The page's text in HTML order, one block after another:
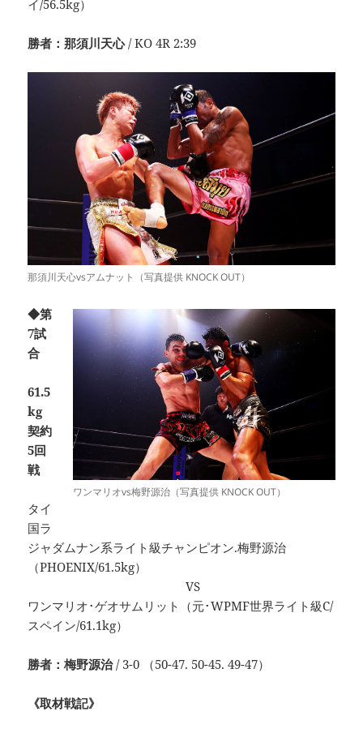
イ/56.5kg）
勝者：那須川天心/ KO 4R 2:39
那須川天心vsアムナット（写真提供 KNOCK OUT）
ワンマリオvs梅野源治（写真提供 KNOCK OUT）
◆第
7試
合
61.5
kg
契約
5回
戦
タイ
国ラ
ジャダムナン系ライト級チャンピオン.梅野源治
（PHOENIX/61.5kg）
VS
ワンマリオ･ゲオサムリット（元･WPMF世界ライト級C/
スペイン/61.1kg）
勝者：梅野源治/ 3-0 （50-47. 50-45. 49-47）
《取材戦記》